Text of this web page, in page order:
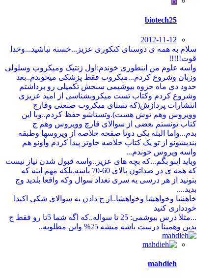
biotech25
2012-11-12
سلام به همه ی دوستای کنکوری عزیز...خسته نباشید...وخدا
قوت!!!!!
واسه علوم من اینطوری خوندم:اول ژنتیک ومیکروب وسلولی
وزبان وشروع کردم...میکروب فقط پزشکی میخوندم..بعد
حدود دی ماه جزوه بیوشیمی سنجش تکمیلی رو برداشتم
وشروع کردم وکتاب تست میکروبشناسی از امید عزیزی
انتشارات پردازش(که تستای میکروب صنعتی وقارچ
وویروس وهم توش هست).وتستاشو حفظ کردم..وبا این
کتاب تونستم بعضی از سوالای قارچ وویروس وهم ج
بدم...واما البته یکی دوتا صفحه خلاصه از ویروسها وطبقه
بندیشونو از تو یک کتاب خلاصه جاوتز پیدا کردم واونو هم
واسه ویروس خوندم...
وباید اینو بگم...که بچه های عزیز..واسه قبول شدن نیاز نیست
که همه ی در صداتون بالای 60-70 باشه.بلکه مهم اینه که
بتونید از هر درسی یه سری تعداد سوال وکه واقعا بلدید وج
بدید....
خاهشا وخواهشا وخواهشا..از ج دادن به سوالای شکی اکیدا
خودداری کنید
...مثلا درس بیوشمی: 25 تا سواله..که اگه شما 5تا رو فقط ج
بدین وهمینا درست باشه میشه 25% واین مطلوبه..
mahdieh